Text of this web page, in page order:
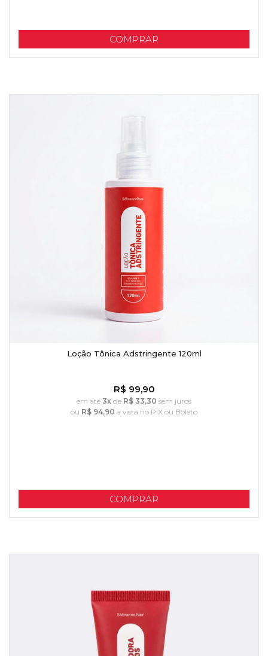
COMPRAR
Loção Tônica Adstringente 120ml
R$ 99,90
em até 3x de R$ 33,30 sem juros
ou R$ 94,90 à vista no PIX ou Boleto
COMPRAR